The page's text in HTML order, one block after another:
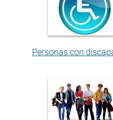
Personas con